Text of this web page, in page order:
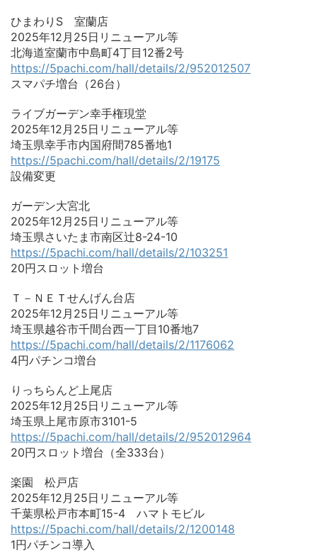
ひまわりS 室蘭店
2025年12月25日リニューアル等
北海道室蘭市中島町4丁目12番2号
https://5pachi.com/hall/details/2/952012507
スマパチ増台（26台）
ライブガーデン幸手権現堂
2025年12月25日リニューアル等
埼玉県幸手市内国府間785番地1
https://5pachi.com/hall/details/2/19175
設備変更
ガーデン大宮北
2025年12月25日リニューアル等
埼玉県さいたま市南区辻8-24-10
https://5pachi.com/hall/details/2/103251
20円スロット増台
Ｔ－ＮＥＴせんげん台店
2025年12月25日リニューアル等
埼玉県越谷市千間台西一丁目10番地7
https://5pachi.com/hall/details/2/1176062
4円パチンコ増台
りっちらんど上尾店
2025年12月25日リニューアル等
埼玉県上尾市原市3101-5
https://5pachi.com/hall/details/2/952012964
20円スロット増台（全333台）
楽園 松戸店
2025年12月25日リニューアル等
千葉県松戸市本町15-4 ハマトモビル
https://5pachi.com/hall/details/2/1200148
1円パチンコ導入